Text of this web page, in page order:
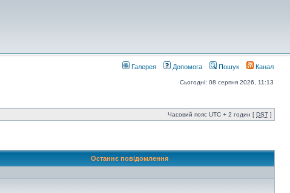
Галерея Допомога Пошук Канал
Сьогодні: 08 серпня 2026, 11:13
Часовий пояс UTC + 2 годин [ DST ]
Останнє повідомлення